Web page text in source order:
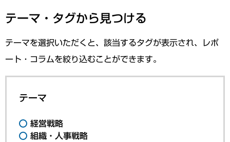
テーマ・タグから見つける
テーマを選択いただくと、該当するタグが表示され、レポ
ート・コラムを絞り込むことができます。
テーマ
経営戦略
組織・人事戦略